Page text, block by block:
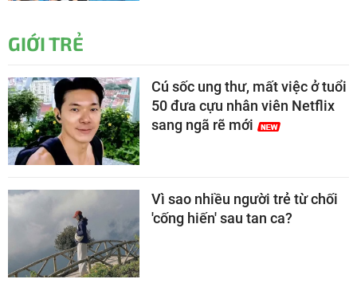
GIỚI TRẺ
Cú sốc ung thư, mất việc ở tuổi
50 đưa cựu nhân viên Netflix
sang ngã rẽ mới
Vì sao nhiều người trẻ từ chối
'cống hiến' sau tan ca?